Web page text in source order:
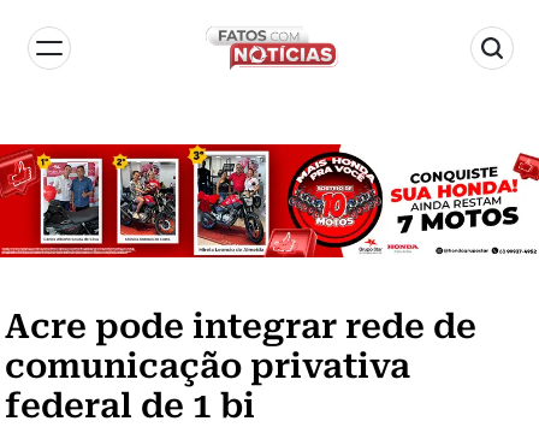
Acre pode integrar rede de
comunicação privativa
federal de 1 bi